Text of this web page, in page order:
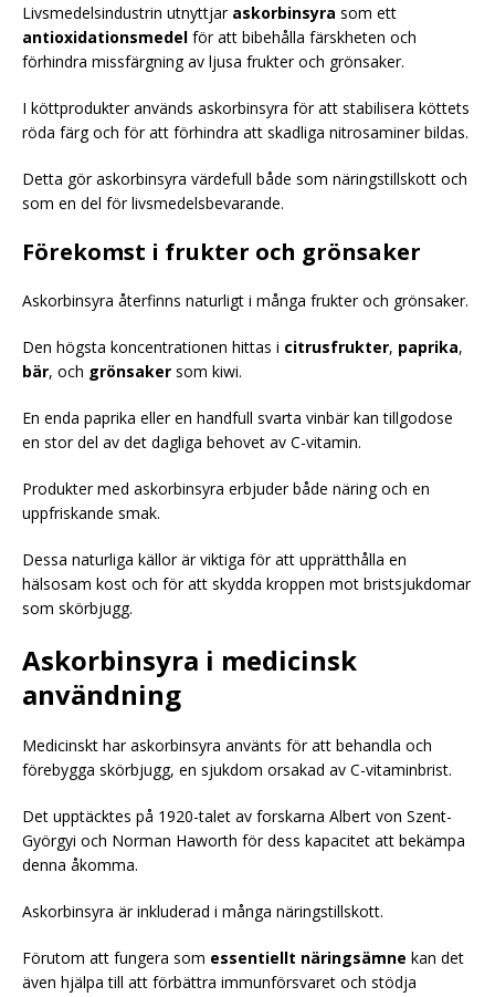
Livsmedelsindustrin utnyttjar askorbinsyra som ett
antioxidationsmedel för att bibehålla färskheten och
förhindra missfärgning av ljusa frukter och grönsaker.
I köttprodukter används askorbinsyra för att stabilisera köttets
röda färg och för att förhindra att skadliga nitrosaminer bildas.
Detta gör askorbinsyra värdefull både som näringstillskott och
som en del för livsmedelsbevarande.
Förekomst i frukter och grönsaker
Askorbinsyra återfinns naturligt i många frukter och grönsaker.
Den högsta koncentrationen hittas i citrusfrukter, paprika,
bär, och grönsaker som kiwi.
En enda paprika eller en handfull svarta vinbär kan tillgodose
en stor del av det dagliga behovet av C-vitamin.
Produkter med askorbinsyra erbjuder både näring och en
uppfriskande smak.
Dessa naturliga källor är viktiga för att upprätthålla en
hälsosam kost och för att skydda kroppen mot bristsjukdomar
som skörbjugg.
Askorbinsyra i medicinsk
användning
Medicinskt har askorbinsyra använts för att behandla och
förebygga skörbjugg, en sjukdom orsakad av C-vitaminbrist.
Det upptäcktes på 1920-talet av forskarna Albert von Szent-
Györgyi och Norman Haworth för dess kapacitet att bekämpa
denna åkomma.
Askorbinsyra är inkluderad i många näringstillskott.
Förutom att fungera som essentiellt näringsämne kan det
även hjälpa till att förbättra immunförsvaret och stödja